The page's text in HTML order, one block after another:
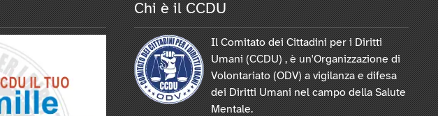
Chi è il CCDU
Il Comitato dei Cittadini per i Diritti
Umani (CCDU) , è un'Organizzazione di
Volontariato (ODV) a vigilanza e difesa
dei Diritti Umani nel campo della Salute
Mentale.